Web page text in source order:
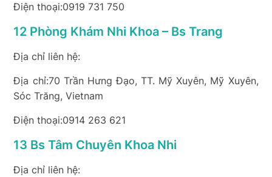
Điện thoại:0919 731 750
12 Phòng Khám Nhi Khoa – Bs Trang
Địa chỉ liên hệ:
Địa chỉ:70 Trần Hưng Đạo, TT. Mỹ Xuyên, Mỹ Xuyên,
Sóc Trăng, Vietnam
Điện thoại:0914 263 621
13 Bs Tâm Chuyên Khoa Nhi
Địa chỉ liên hệ: